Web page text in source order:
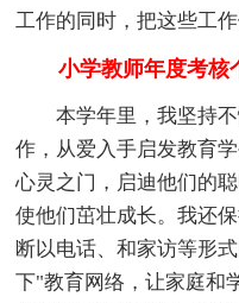
工作的同时，把这些工作
小学教师年度考核
本学年里，我坚持不
作，从爱入手启发教育
心灵之门，启迪他们的
使他们茁壮成长。我还
断以电话、和家访等形
下"教育网络，让家庭和